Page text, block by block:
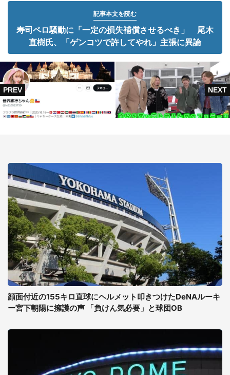
記事本文を読む
寿司ペロ騒動に「一定の損失補償させるべき」 尾木
直樹氏、「ゲンコツで許してやれ」主張に異論
顔面付近の155キロ直球にヘルメット叩きつけたDeNAルーキ
ー宮下朝陽に擁護の声 「負けん気必要」と球団OB